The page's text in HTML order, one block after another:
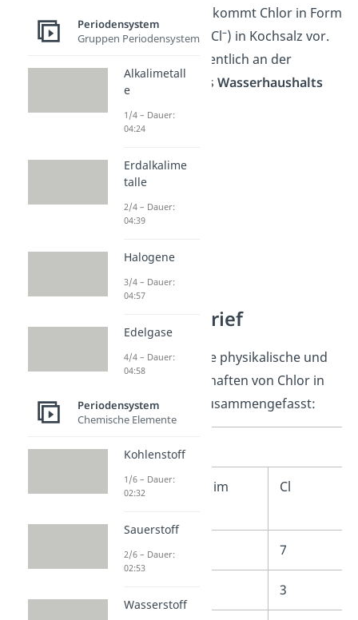
In unserem Körper kommt Chlor in Form
von Chlorid-Ionen (Cl–) in Kochsalz vor.
Dadurch ist es wesentlich an der
Regulationunseres Wasserhaushalts
Chlor Steckbrief
Wir haben dir einige physikalische und
chemische Eigenschaften von Chlor in
einem Steckbrief zusammengefasst:
Chlor Steckbrief
Zeichen / Symbol im
Cl
Hauptgruppe 7
3
Periodensystem
Gruppen Periodensystem
Alkalimetall
e
1/4 – Dauer:
04:24
Erdalkalime
talle
2/4 – Dauer:
04:39
Halogene
3/4 – Dauer:
04:57
Edelgase
4/4 – Dauer:
04:58
Periodensystem
Chemische Elemente
Kohlenstoff
1/6 – Dauer:
02:32
Sauerstoff
2/6 – Dauer:
02:53
Wasserstoff